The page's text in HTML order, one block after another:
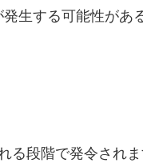
生する可能性があ
る段階で発令され